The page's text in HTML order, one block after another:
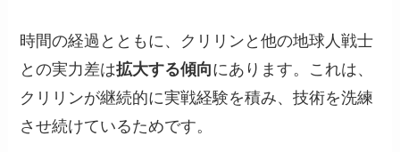
時間の経過とともに、クリリンと他の地球人戦士
との実力差は拡大する傾向にあります。これは、
クリリンが継続的に実戦経験を積み、技術を洗練
させ続けているためです。